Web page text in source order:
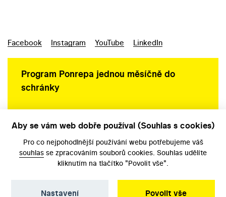
Facebook Instagram YouTube LinkedIn
Program Ponrepa jednou měsíčně do
schránky
Aby se vám web dobře používal (Souhlas s cookies)
Pro co nejpohodlnější používání webu potřebujeme váš
souhlas se zpracováním souborů cookies. Souhlas udělíte
kliknutím na tlačítko "Povolit vše".
Povolit vše
Nastavení